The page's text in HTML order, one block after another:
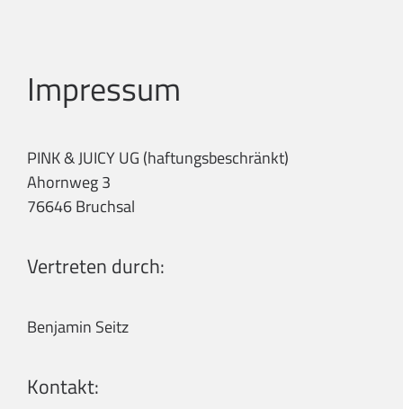
Impressum
PINK & JUICY UG (haftungsbeschränkt)
Ahornweg 3
76646 Bruchsal
Vertreten durch:
Benjamin Seitz
Kontakt: